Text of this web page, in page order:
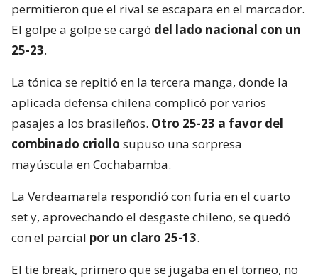
permitieron que el rival se escapara en el marcador.
El golpe a golpe se cargó del lado nacional con un
25-23.
La tónica se repitió en la tercera manga, donde la
aplicada defensa chilena complicó por varios
pasajes a los brasileños. Otro 25-23 a favor del
combinado criollo supuso una sorpresa
mayúscula en Cochabamba.
La Verdeamarela respondió con furia en el cuarto
set y, aprovechando el desgaste chileno, se quedó
con el parcial por un claro 25-13.
El tie break, primero que se jugaba en el torneo, no